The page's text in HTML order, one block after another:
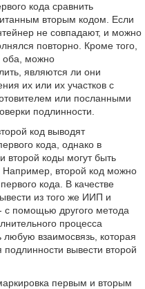
кода сравнить
вторым кодом. Если
не совпадают, и можно
повторно. Кроме того,
оба, можно
являются ли они
их или их участков с
или посланными
подлинности.
код выводят
кода, однако в
второй коды могут быть
второй код можно
кода. В качестве
из того же ИИП и
помощью другого метода
процесса
взаимосвязь, которая
вывести второй
первым и вторым